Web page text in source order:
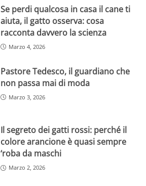
Se perdi qualcosa in casa il cane ti
aiuta, il gatto osserva: cosa
racconta davvero la scienza
Marzo 4, 2026
Pastore Tedesco, il guardiano che
non passa mai di moda
Marzo 3, 2026
Il segreto dei gatti rossi: perché il
colore arancione è quasi sempre
‘roba da maschi
Marzo 2, 2026